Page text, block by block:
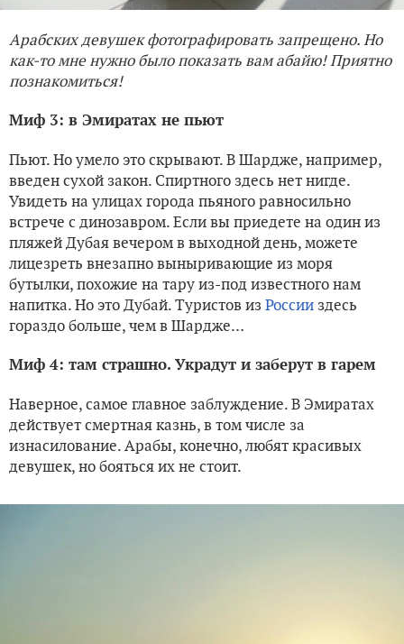
Арабских девушек фотографировать запрещено. Но
как-то мне нужно было показать вам абайю! Приятно
познакомиться!
Миф 3: в Эмиратах не пьют
Пьют. Но умело это скрывают. В Шардже, например,
введен сухой закон. Спиртного здесь нет нигде.
Увидеть на улицах города пьяного равносильно
встрече с динозавром. Если вы приедете на один из
пляжей Дубая вечером в выходной день, можете
лицезреть внезапно выныривающие из моря
бутылки, похожие на тару из-под известного нам
напитка. Но это Дубай. Туристов из России здесь
гораздо больше, чем в Шардже…
Миф 4: там страшно. Украдут и заберут в гарем
Наверное, самое главное заблуждение. В Эмиратах
действует смертная казнь, в том числе за
изнасилование. Арабы, конечно, любят красивых
девушек, но бояться их не стоит.